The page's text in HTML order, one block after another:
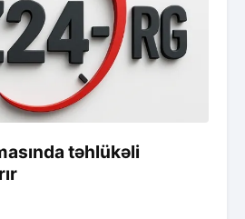
təhlükəli